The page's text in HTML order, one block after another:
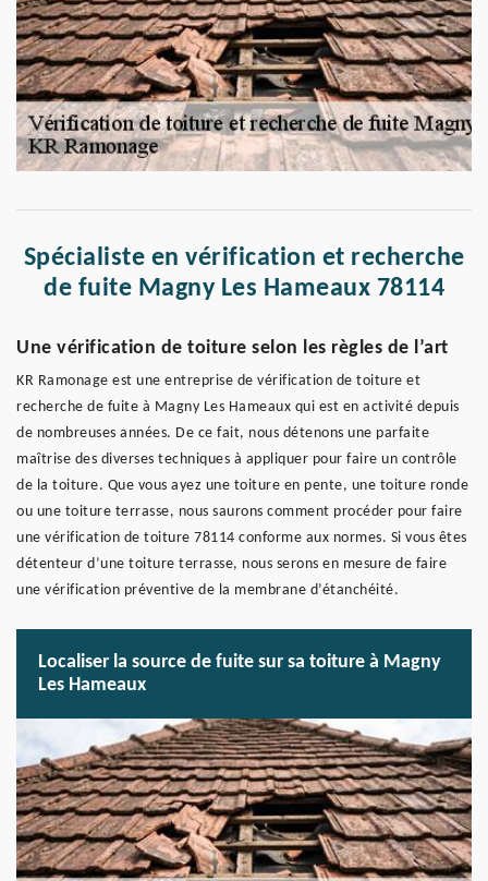
Spécialiste en vérification et recherche
de fuite Magny Les Hameaux 78114
Une vérification de toiture selon les règles de l’art
KR Ramonage est une entreprise de vérification de toiture et
recherche de fuite à Magny Les Hameaux qui est en activité depuis
de nombreuses années. De ce fait, nous détenons une parfaite
maîtrise des diverses techniques à appliquer pour faire un contrôle
de la toiture. Que vous ayez une toiture en pente, une toiture ronde
ou une toiture terrasse, nous saurons comment procéder pour faire
une vérification de toiture 78114 conforme aux normes. Si vous êtes
détenteur d’une toiture terrasse, nous serons en mesure de faire
une vérification préventive de la membrane d’étanchéité.
Localiser la source de fuite sur sa toiture à Magny
Les Hameaux